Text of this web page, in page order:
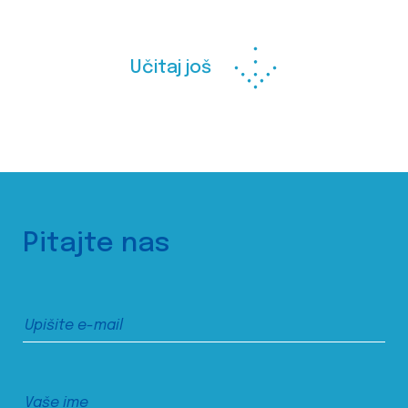
Učitaj još
Pitajte nas